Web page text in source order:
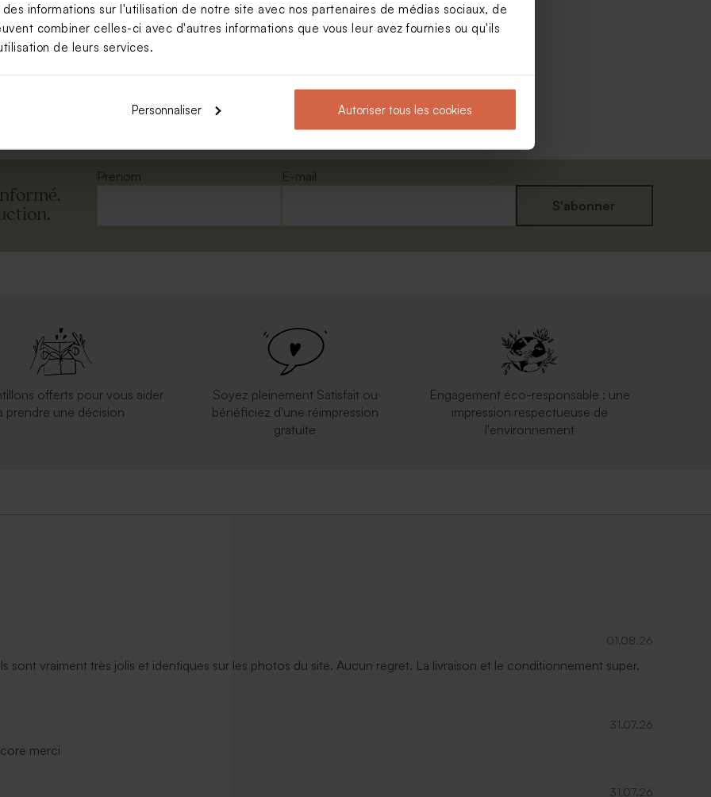
informations sur l'utilisation de notre site avec nos partenaires de médias sociaux, de
combiner celles-ci avec d'autres informations que vous leur avez fournies ou qu'ils
de leurs services.
Personnaliser Autoriser tous les cookies
mariage
moucheté
Prénom
E-mail
S'abonner
offerts pour vous aider
prendre une décision
Soyez pleinement Satisfait ou
bénéficiez d'une réimpression
gratuite
Engagement éco-responsable : une
impression respectueuse de
l'environnement
01.08.26
sont vraiment très jolis et identiques sur les photos du site. Aucun regret. La livraison et le conditionnement super.
31.07.26
merci
31.07.26